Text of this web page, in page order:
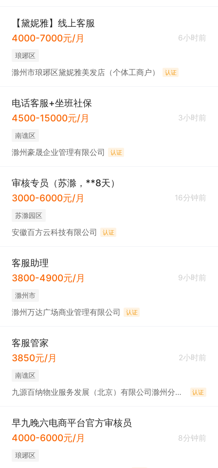
【黛妮雅】线上客服
4000-7000元/月
6小时前
琅琊区
滁州市琅琊区黛妮雅美发店（个体工商户） 认证
电话客服+坐班社保
4500-15000元/月
3小时前
南谯区
滁州豪晟企业管理有限公司 认证
审核专员（苏滁，**8天）
3000-6000元/月
16分钟前
苏滁园区
安徽百方云科技有限公司 认证
客服助理
3800-4900元/月
9小时前
滁州市
滁州万达广场商业管理有限公司 认证
客服管家
3850元/月
2小时前
南谯区
九源百纳物业服务发展（北京）有限公司滁州分公司 认证
早九晚六电商平台官方审核员
4000-6000元/月
8分钟前
琅琊区